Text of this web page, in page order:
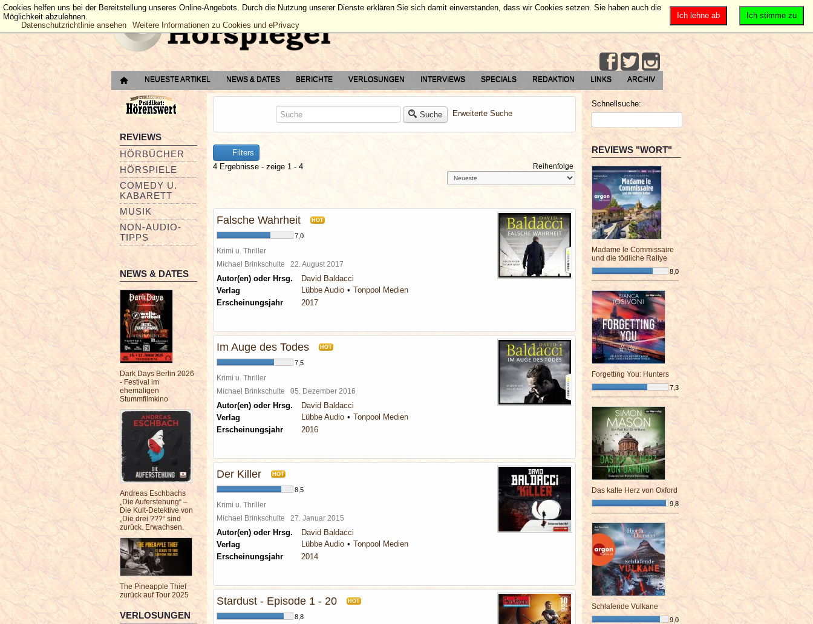
NEUESTE ARTIKEL NEWS & DATES BERICHTE VERLOSUNGEN INTERVIEWS SPECIALS REDAKTION LINKS ARCHIV
REVIEWS
HÖRBÜCHER
HÖRSPIELE
COMEDY U.
KABARETT
MUSIK
NON-AUDIO-
TIPPS
NEWS & DATES
Dark Days Berlin 2026
- Festival im
ehemaligen
Stummfilmkino
Andreas Eschbachs
„Die Auferstehung“ –
Die Kult-Detektive von
„Die drei ???“ sind
zurück. Erwachsen.
The Pineapple Thief
zurück auf Tour 2025
VERLOSUNGEN
Suche Erweiterte Suche
Filters
4 Ergebnisse - zeige 1 - 4
Reihenfolge
Falsche Wahrheit HOT
7,0
Krimi u. Thriller
Michael Brinkschulte 22. August 2017
Autor(en) oder Hrsg.
David Baldacci
Verlag
Lübbe Audio
Tonpool Medien
Erscheinungsjahr
2017
Im Auge des Todes HOT
7,5
Krimi u. Thriller
Michael Brinkschulte 05. Dezember 2016
Autor(en) oder Hrsg.
David Baldacci
Verlag
Lübbe Audio
Tonpool Medien
Erscheinungsjahr
2016
Der Killer HOT
8,5
Krimi u. Thriller
Michael Brinkschulte 27. Januar 2015
Autor(en) oder Hrsg.
David Baldacci
Verlag
Lübbe Audio
Tonpool Medien
Erscheinungsjahr
2014
Stardust - Episode 1 - 20 HOT
8,8
Schnellsuche:
REVIEWS "WORT"
Madame le Commissaire
und die tödliche Rallye
8,0
¯¯¯¯¯¯¯¯¯¯¯¯¯¯¯¯¯¯¯¯¯¯¯¯
Forgetting You: Hunters
7,3
¯¯¯¯¯¯¯¯¯¯¯¯¯¯¯¯¯¯¯¯¯¯¯¯
Das kalte Herz von Oxford
9,8
¯¯¯¯¯¯¯¯¯¯¯¯¯¯¯¯¯¯¯¯¯¯¯¯
Schlafende Vulkane
9,0
Ich stimme zu
Ich lehne ab
Cookies helfen uns bei der Bereitstellung unseres Online-Angebots. Durch die Nutzung unserer Dienste erklären Sie sich damit einverstanden, dass wir Cookies setzen. Sie haben auch die
Möglichkeit abzulehnen.
Datenschutzrichtlinie ansehen
Weitere Informationen zu Cookies und ePrivacy